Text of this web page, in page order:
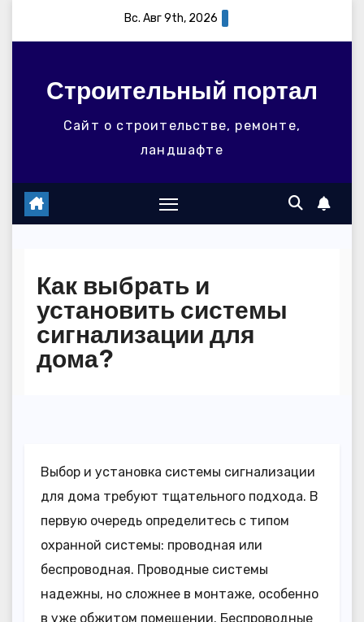
Вс. Авг 9th, 2026
Строительный портал
Сайт о строительстве, ремонте,
ландшафте
Как выбрать и
установить системы
сигнализации для
дома?
Выбор и установка системы сигнализации
для дома требуют тщательного подхода. В
первую очередь определитесь с типом
охранной системы: проводная или
беспроводная. Проводные системы
надежны, но сложнее в монтаже, особенно
в уже обжитом помещении. Беспроводные